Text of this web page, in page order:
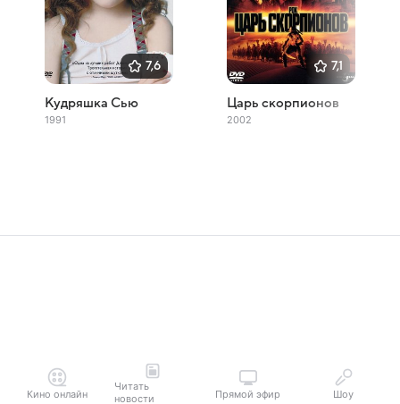
7,6
Кудряшка Сью
1991
7,1
Царь скорпионов
2002
Кино онлайн
Читать
новости
Прямой эфир Шоу